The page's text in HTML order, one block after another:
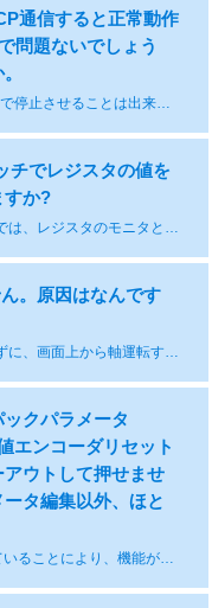
通信すると正常動作
問題ないでしょう
強制停止はABORTですが、送ってる途中で停止させることは出来ません。一旦停止するとコネクションも切れるので、再度コネクションから行う必要がありますが1分間のインターバルが必要です。
チでレジスタの値を
すか?
ウオッチ、レジスタリスト、調整パネルでは、レジスタのモニタと同時に値の設定ができます。値を変更した場合は、変更した時点から有効になります。
。原因はなんです
テスト運転はユーザプログラムを使用せずに、画面上から軸運転する機能です。システム内部でモーションパラメータを使用しています。ラダー図面からモーションパラメ-タを設定していないことが必要です。運転できない場合、ラダー図面を「無効」にして運転可能かご確認ください。
クパラメータ
エンコーダリセット
ウトして押せませ
タ編集以外、ほと
SVC詳細定義のリトライ回数が0になっていることにより、機能が制限されている可能性があります。リトライ回数を1以上に変更して、再度お試しください。